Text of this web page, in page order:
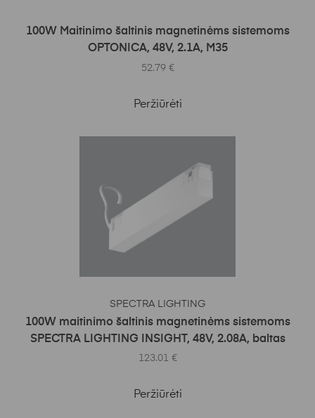
Į KREPŠELĮ
100W Maitinimo šaltinis magnetinėms sistemoms
OPTONICA, 48V, 2.1A, M35
52.79 €
Peržiūrėti
SPECTRA LIGHTING
100W maitinimo šaltinis magnetinėms sistemoms
SPECTRA LIGHTING INSIGHT, 48V, 2.08A, baltas
123.01 €
Peržiūrėti